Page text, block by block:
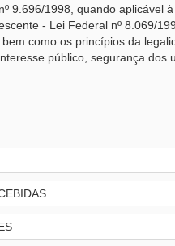
9.696/1998, quando aplicável
- Lei Federal nº 8.069/
como os princípios da
público, segurança dos